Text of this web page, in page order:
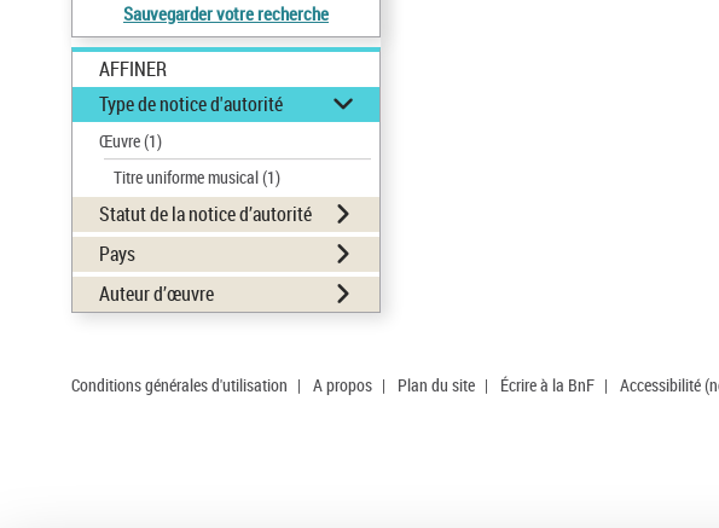
Sauvegarder votre recherche
AFFINER
Type de notice d'autorité
Œuvre(1)
Titre uniforme musical(1)
Statut de la notice d’autorité
Pays
Auteur d’œuvre
Conditions générales d'utilisation | A propos | Plan du site | Écrire à la BnF | Accessibilité